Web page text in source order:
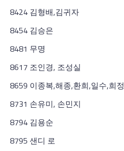
8424 김형배,김귀자
8454 김승은
8481 무명
8617 조인경, 조성실
8659 이종복,해종,환희,일수,희정
8731 손유미, 손민지
8794 김용순
8795 샌디 로